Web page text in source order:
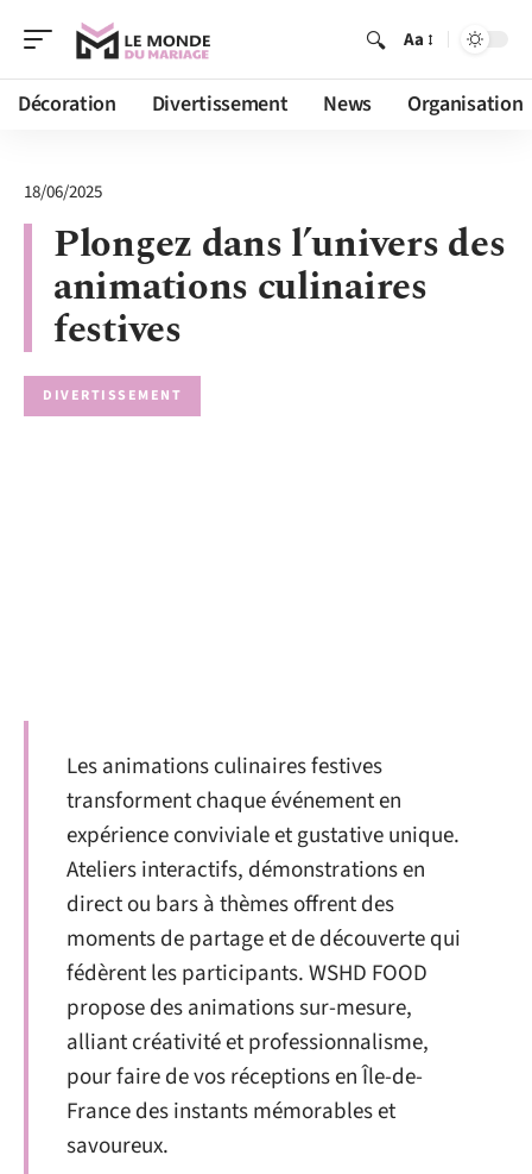
Aa
Décoration Divertissement News Organisation
18/06/2025
Plongez dans l’univers des
animations culinaires
festives
DIVERTISSEMENT
Les animations culinaires festives
transforment chaque événement en
expérience conviviale et gustative unique.
Ateliers interactifs, démonstrations en
direct ou bars à thèmes offrent des
moments de partage et de découverte qui
fédèrent les participants. WSHD FOOD
propose des animations sur-mesure,
alliant créativité et professionnalisme,
pour faire de vos réceptions en Île-de-
France des instants mémorables et
savoureux.